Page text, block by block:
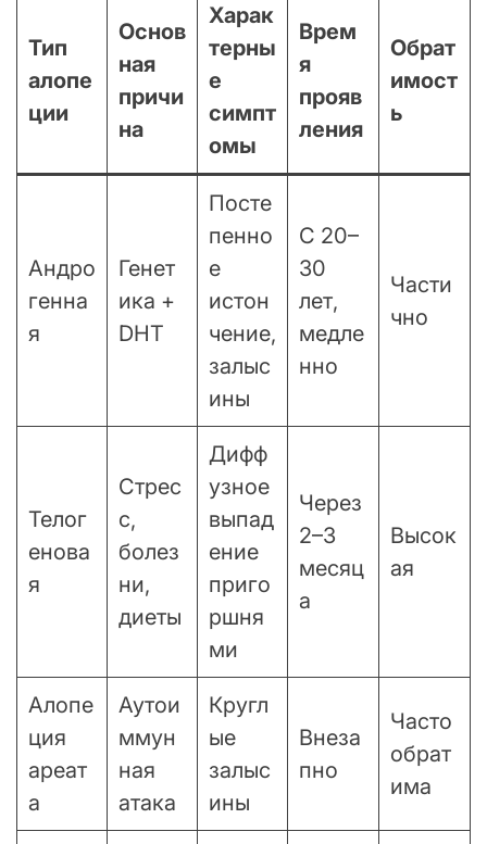
Тип
алопе
ции
Основ
ная
причи
на
Харак
терны
е
симпт
омы
Врем
я
прояв
ления
Обрат
имост
ь
Андро
генна
я
Генет
ика +
DHT
Посте
пенно
е
истон
чение,
залыс
ины
С 20–
30
лет,
медле
нно
Части
чно
Телог
енова
я
Стрес
с,
болез
ни,
диеты
Дифф
узное
выпад
ение
приго
ршня
ми
Через
2–3
месяц
а
Высок
ая
Алопе
ция
ареат
а
Аутои
ммун
ная
атака
Кругл
ые
залыс
ины
Внеза
пно
Часто
обрат
има